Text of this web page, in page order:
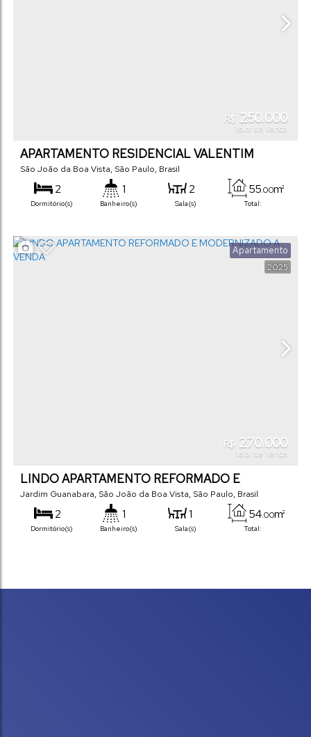
R$ 250.000
Valor de Venda
APARTAMENTO RESIDENCIAL VALENTIM
São João da Boa Vista, São Paulo, Brasil
2
Dormitório(s)
1
Banheiro(s)
2
Sala(s) Total:
55.00m²
2025
Apartamento
R$ 270.000
Valor de Venda
LINDO APARTAMENTO REFORMADO E
MODERNIZADO A VENDA
Jardim Guanabara, São João da Boa Vista, São Paulo, Brasil
2
Dormitório(s)
1
Banheiro(s)
1
Sala(s) Total:
54.00m²